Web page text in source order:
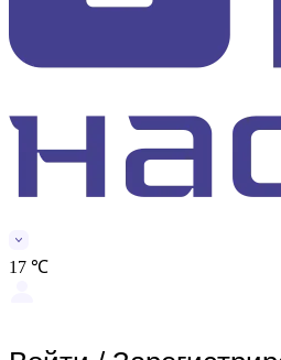
17 ℃